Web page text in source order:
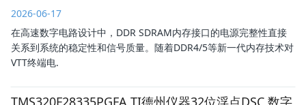
2026-06-17
在高速数字电路设计中，DDR SDRAM内存接口的电源完整性直接
关系到系统的稳定性和信号质量。随着DDR4/5等新一代内存技术对
VTT终端电.
TMS320F28335PGFA TI德州仪器32位浮点DSC 数字